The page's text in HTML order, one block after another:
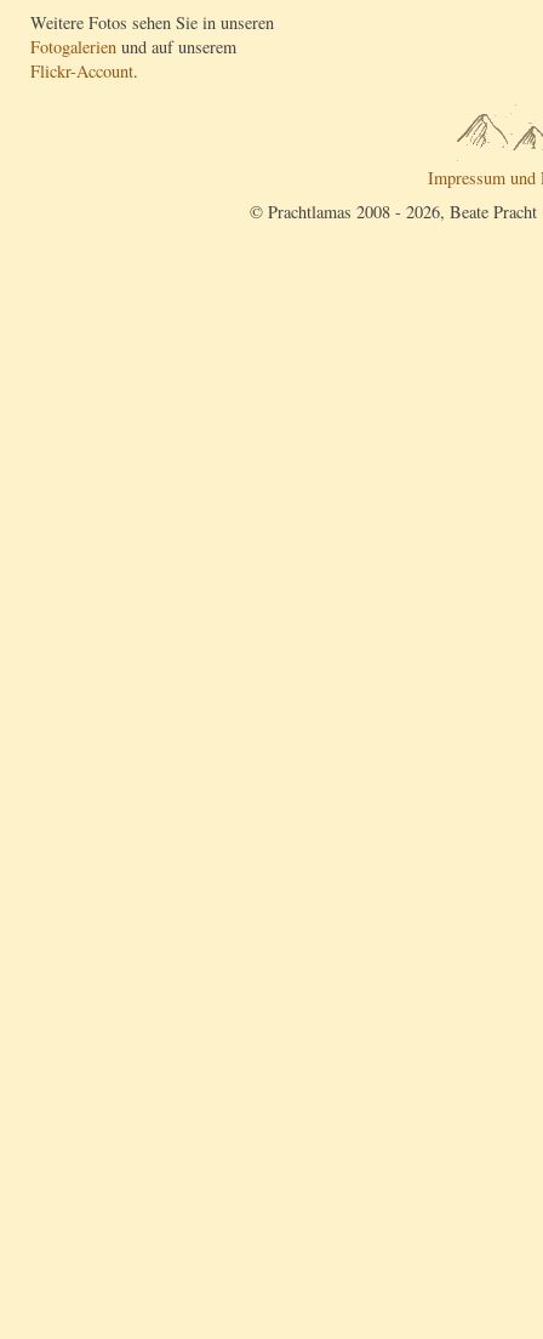
Weitere Fotos sehen Sie in unseren
Fotogalerien und auf unserem
Flickr-Account.
Impressum und
© Prachtlamas 2008 - 2026, Beate Pracht